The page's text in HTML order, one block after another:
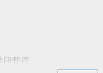
段暫停